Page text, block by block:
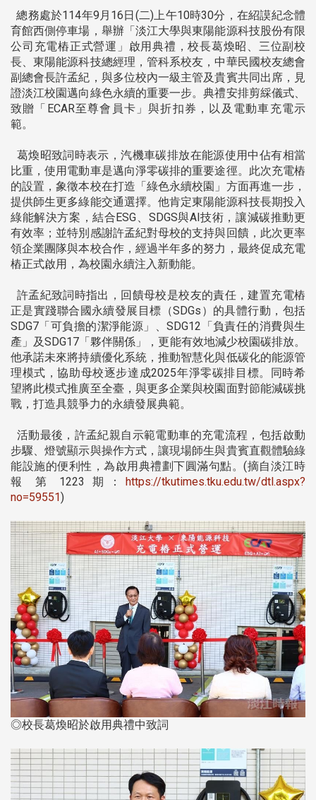
總務處於114年9月16日(二)上午10時30分，在紹謨紀念體
育館西側停車場，舉辦「淡江大學與東陽能源科技股份有限
公司充電樁正式營運」啟用典禮，校長葛煥昭、三位副校
長、東陽能源科技總經理，管科系校友，中華民國校友總會
副總會長許孟紀，與多位校內一級主管及貴賓共同出席，見
證淡江校園邁向綠色永續的重要一步。典禮安排剪綵儀式、
致贈「ECAR至尊會員卡」與折扣券，以及電動車充電示
範。
葛煥昭致詞時表示，汽機車碳排放在能源使用中佔有相當
比重，使用電動車是邁向淨零碳排的重要途徑。此次充電樁
的設置，象徵本校在打造「綠色永續校園」方面再進一步，
提供師生更多綠能交通選擇。他肯定東陽能源科技長期投入
綠能解決方案，結合ESG、SDGS與AI技術，讓減碳推動更
有效率；並特別感謝許孟紀對母校的支持與回饋，此次更率
領企業團隊與本校合作，經過半年多的努力，最終促成充電
樁正式啟用，為校園永續注入新動能。
許孟紀致詞時指出，回饋母校是校友的責任，建置充電樁
正是實踐聯合國永續發展目標（SDGs）的具體行動，包括
SDG7「可負擔的潔淨能源」、SDG12「負責任的消費與生
產」及SDG17「夥伴關係」，更能有效地減少校園碳排放。
他承諾未來將持續優化系統，推動智慧化與低碳化的能源管
理模式，協助母校逐步達成2025年淨零碳排目標。同時希
望將此模式推廣至全臺，與更多企業與校園面對節能減碳挑
戰，打造具競爭力的永續發展典範。
活動最後，許孟紀親自示範電動車的充電流程，包括啟動
步驟、燈號顯示與操作方式，讓現場師生與貴賓直觀體驗綠
能設施的便利性，為啟用典禮劃下圓滿句點。(摘自淡江時
報 第 1223 期： https://tkutimes.tku.edu.tw/dtl.aspx?
no=59551)
◎校長葛煥昭於啟用典禮中致詞